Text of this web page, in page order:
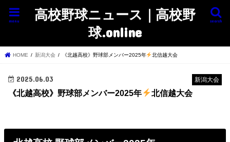
高校野球ニュース｜高校野
球.online
search
menu
HOME 新潟大会 《北越高校》野球部メンバー2025年 北信越大会
新潟大会
2025.06.03
《北越高校》野球部メンバー2025年 北信越大会